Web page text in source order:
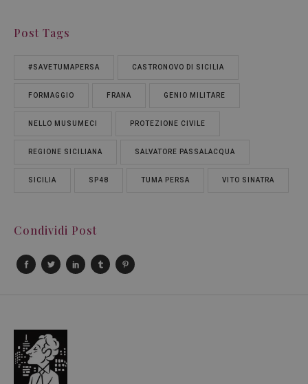
Post Tags
#SAVETUMAPERSA CASTRONOVO DI SICILIA
FORMAGGIO FRANA GENIO MILITARE
NELLO MUSUMECI PROTEZIONE CIVILE
REGIONE SICILIANA SALVATORE PASSALACQUA
SICILIA SP48 TUMA PERSA VITO SINATRA
Condividi Post